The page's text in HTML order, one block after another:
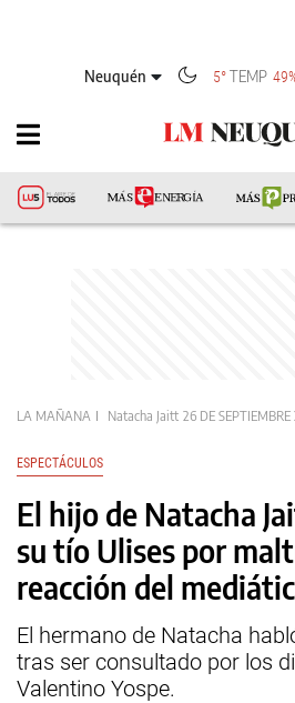
Neuquén 5° TEMP
LA MAÑANA Natacha Jaitt 26 DE
ESPECTÁCULOS
El hijo de Natacha
su tío Ulises por
reacción del
El hermano de Natacha
tras ser consultado por los
Valentino Yospe.